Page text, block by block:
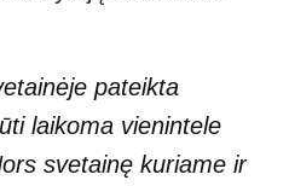
pateikta
laikoma vienintele
svetainę kuriame ir